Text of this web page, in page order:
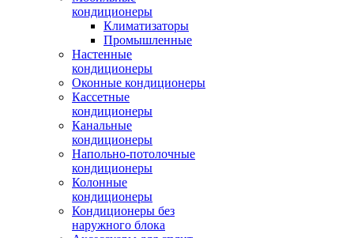
кондиционеры
Климатизаторы
Промышленные
Настенные
кондиционеры
Оконные кондиционеры
Кассетные
кондиционеры
Канальные
кондиционеры
Напольно-потолочные
кондиционеры
Колонные
кондиционеры
Кондиционеры без
наружного блока